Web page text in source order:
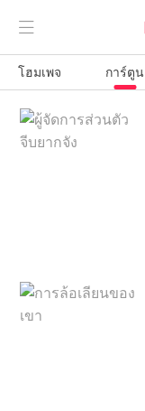

โฮมเพจ การ์ตูน